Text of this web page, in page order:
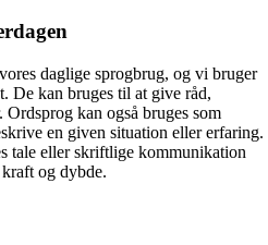
daglige sprogbrug, og vi bruger
De kan bruges til at give råd,
kan også bruges som
en given situation eller erfaring.
tale eller skriftlige kommunikation
og dybde.